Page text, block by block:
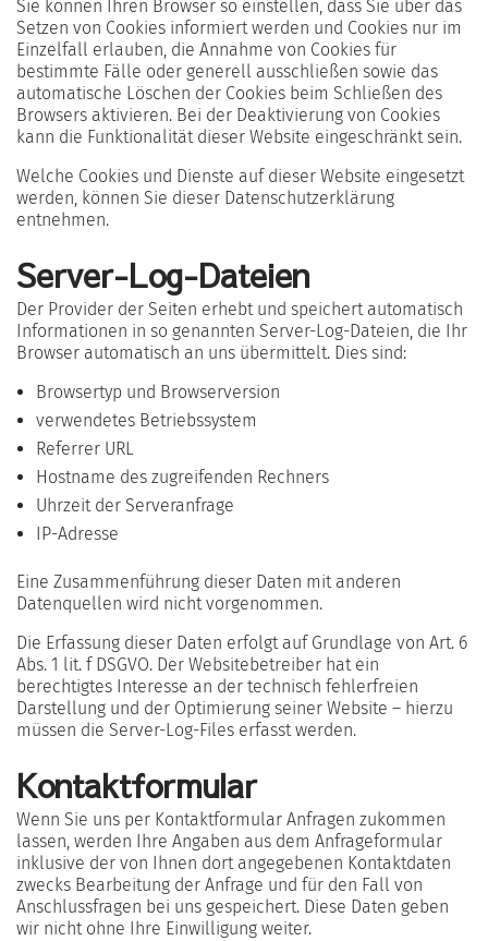
Sie können Ihren Browser so einstellen, dass Sie über das
Setzen von Cookies informiert werden und Cookies nur im
Einzelfall erlauben, die Annahme von Cookies für
bestimmte Fälle oder generell ausschließen sowie das
automatische Löschen der Cookies beim Schließen des
Browsers aktivieren. Bei der Deaktivierung von Cookies
kann die Funktionalität dieser Website eingeschränkt sein.
Welche Cookies und Dienste auf dieser Website eingesetzt
werden, können Sie dieser Datenschutzerklärung
entnehmen.
Server-Log-Dateien
Der Provider der Seiten erhebt und speichert automatisch
Informationen in so genannten Server-Log-Dateien, die Ihr
Browser automatisch an uns übermittelt. Dies sind:
Browsertyp und Browserversion
verwendetes Betriebssystem
Referrer URL
Hostname des zugreifenden Rechners
Uhrzeit der Serveranfrage
IP-Adresse
Eine Zusammenführung dieser Daten mit anderen
Datenquellen wird nicht vorgenommen.
Die Erfassung dieser Daten erfolgt auf Grundlage von Art. 6
Abs. 1 lit. f DSGVO. Der Websitebetreiber hat ein
berechtigtes Interesse an der technisch fehlerfreien
Darstellung und der Optimierung seiner Website – hierzu
müssen die Server-Log-Files erfasst werden.
Kontaktformular
Wenn Sie uns per Kontaktformular Anfragen zukommen
lassen, werden Ihre Angaben aus dem Anfrageformular
inklusive der von Ihnen dort angegebenen Kontaktdaten
zwecks Bearbeitung der Anfrage und für den Fall von
Anschlussfragen bei uns gespeichert. Diese Daten geben
wir nicht ohne Ihre Einwilligung weiter.